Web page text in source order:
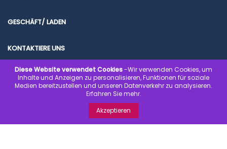
GESCHÄFT/ LADEN
KONTAKTIERE UNS
© 2020 www.kondombilliger.de | SICHER EINKAUFEN. SICHER BEZAHLEN.
SCHNELL GELIEFERT.
Diese Website verwendet Cookies-Wir verwenden Cookies, um
Inhalte und Anzeigen zu personalisieren, Funktionen für soziale
Medien bereitzustellen und unseren Datenverkehr zu analysieren.
Erfahren Sie mehr.
Akzeptieren